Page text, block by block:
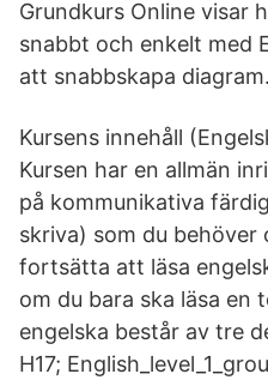
Grundkurs Online visar
snabbt och enkelt med
att snabbskapa
Kursens innehåll
Kursen har en allmän
på kommunikativa
skriva) som du behöver
fortsätta att läsa
om du bara ska läsa en
engelska består av tre
H17;